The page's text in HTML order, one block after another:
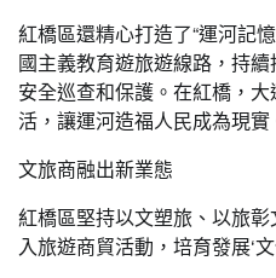
紅橋區還精心打造了“運河記
國主義教育遊旅遊線路，持
安全巡查和保護。在紅橋，
活，讓運河造福人民成為現實
文旅商融出新業態
紅橋區堅持以文塑旅、以旅
入旅遊商貿活動，培育發展‘